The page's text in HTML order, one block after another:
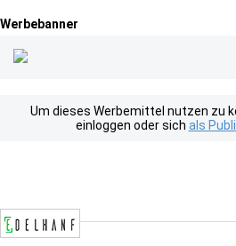
Werbebanner
Um dieses Werbemittel nutzen zu
einloggen oder sich als